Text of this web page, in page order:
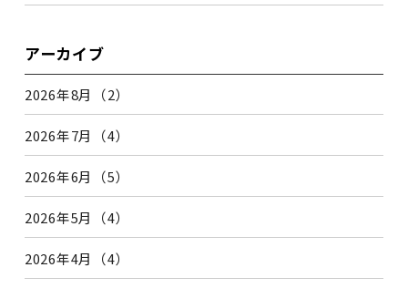
アーカイブ
2026年8月（2）
2026年7月（4）
2026年6月（5）
2026年5月（4）
2026年4月（4）